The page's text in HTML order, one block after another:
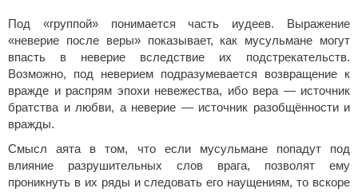
Под «группой» понимается часть иудеев. Выражение
«неверие после веры» показывает, как мусульмане могут
впасть в неверие вследствие их подстрекательств.
Возможно, под неверием подразумевается возвращение к
вражде и распрям эпохи невежества, ибо вера — источник
братства и любви, а неверие — источник разобщённости и
вражды.
Смысл аята в том, что если мусульмане попадут под
влияние разрушительных слов врага, позволят ему
проникнуть в их ряды и следовать его наущениям, то вскоре